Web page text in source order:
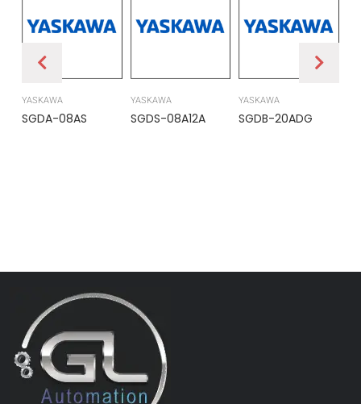
YASKAWA
SGDA-08AS
YASKAWA
SGDS-08A12A
YASKAWA
SGDB-20ADG